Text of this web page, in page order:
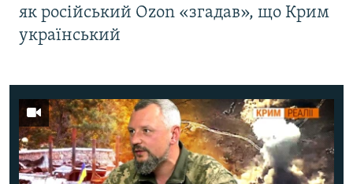
як російський Ozon «згадав», що Крим
український